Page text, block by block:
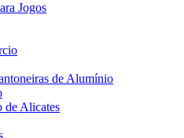
Jogos
de Alumínio
de Alicates